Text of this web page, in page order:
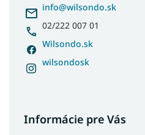
info@wilsondo.sk
02/222 007 01
Wilsondo.sk
wilsondosk
Informácie pre Vás